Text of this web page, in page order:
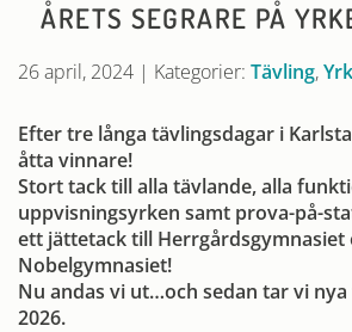
ÅRETS SEGRARE PÅ
26 april, 2024 | Kategorier: Tävling,
Efter tre långa tävlingsdagar i
åtta vinnare!
Stort tack till alla tävlande, alla
uppvisningsyrken samt prova-på-
ett jättetack till Herrgårdsgymnasiet
Nobelgymnasiet!
Nu andas vi ut…och sedan tar vi
2026.